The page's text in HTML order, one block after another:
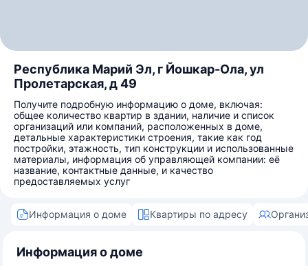
Республика Марий Эл, г Йошкар-Ола, ул
Пролетарская, д 49
Получите подробную информацию о доме, включая:
общее количество квартир в здании, наличие и список
организаций или компаний, расположенных в доме,
детальные характеристики строения, такие как год
постройки, этажность, тип конструкции и использованные
материалы, информация об управляющей компании: её
название, контактные данные, и качество
предоставляемых услуг
Информация о доме Квартиры по адресу
Информация о доме